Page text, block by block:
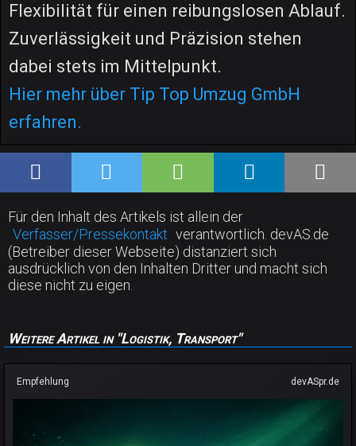
Flexibilität für einen reibungslosen Ablauf.
Zuverlässigkeit und Präzision stehen
dabei stets im Mittelpunkt.
Hier mehr über Tip Top Umzug GmbH
erfahren.
Für den Inhalt des Artikels ist allein der
Verfasser/Pressekontakt verantwortlich. devAS.de
(Betreiber dieser Webseite) distanziert sich
ausdrücklich von den Inhalten Dritter und macht sich
diese nicht zu eigen.
Weitere Artikel in "Logistik, Transport"
Empfehlung devASpr.de